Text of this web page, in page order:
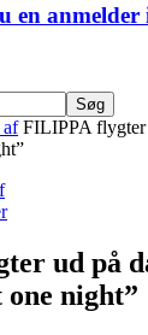
en anmelder
FILIPPA flygter
ud på
one night”